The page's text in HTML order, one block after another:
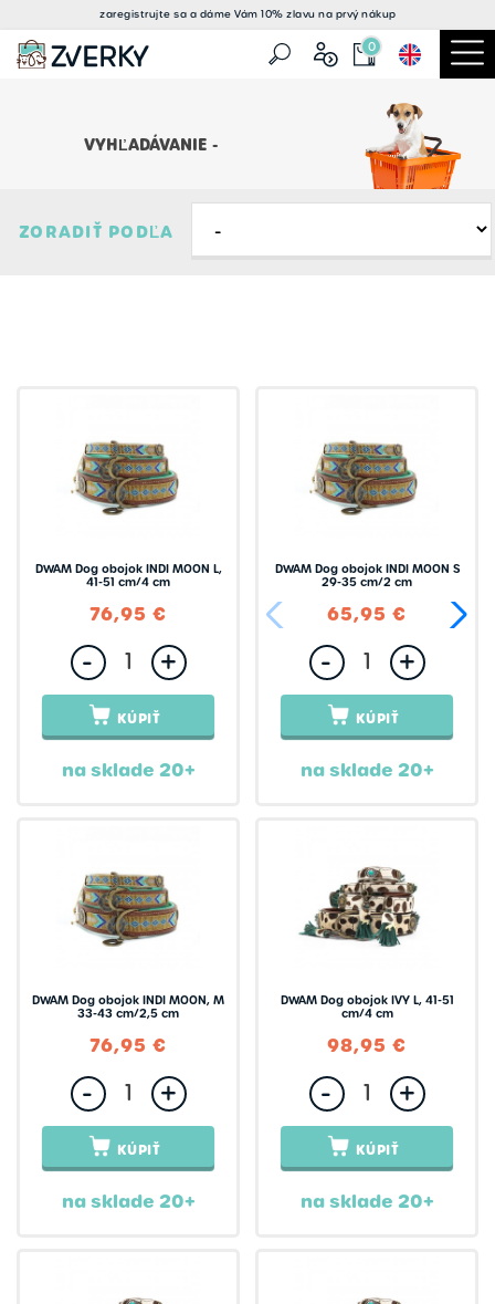
zaregistrujte sa a dáme Vám 10% zlavu na prvý nákup
0
VYHĽADÁVANIE -
ZORADIŤ PODĽA
DWAM Dog obojok INDI MOON L,
41-51 cm/4 cm
76,95 €
- +
KÚPIŤ
na sklade 20+
DWAM Dog obojok INDI MOON S
29-35 cm/2 cm
65,95 €
- +
KÚPIŤ
na sklade 20+
DWAM Dog obojok INDI MOON, M
33-43 cm/2,5 cm
76,95 €
- +
KÚPIŤ
na sklade 20+
DWAM Dog obojok IVY L, 41-51
cm/4 cm
98,95 €
- +
KÚPIŤ
na sklade 20+